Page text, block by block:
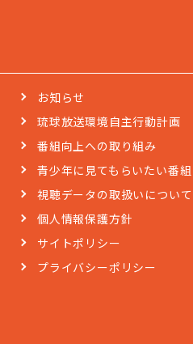
お知らせ
琉球放送環境自主行動計画
番組向上への取り組み
青少年に見てもらいたい番組
視聴データの取扱いについて
個人情報保護方針
サイトポリシー
プライバシーポリシー